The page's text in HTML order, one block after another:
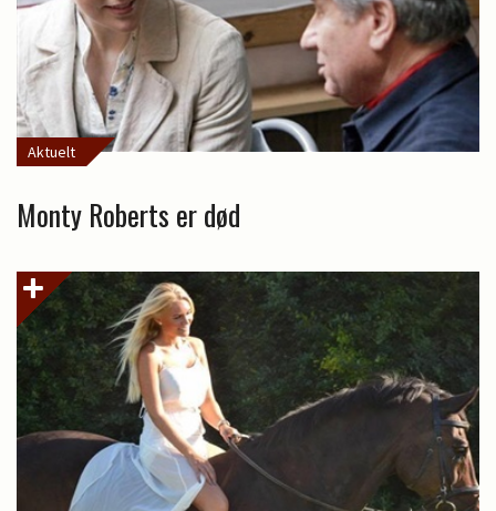
Aktuelt
Monty Roberts er død